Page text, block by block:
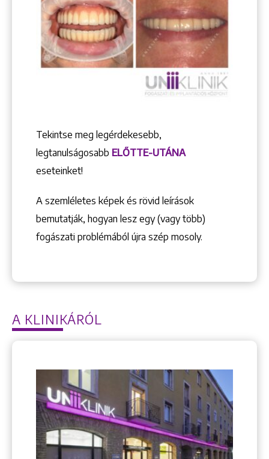
Tekintse meg legérdekesebb,
legtanulságosabb ELŐTTE-UTÁNA
eseteinket!
A szemléletes képek és rövid leírások
bemutatják, hogyan lesz egy (vagy több)
fogászati problémából újra szép mosoly.
A KLINIKÁRÓL